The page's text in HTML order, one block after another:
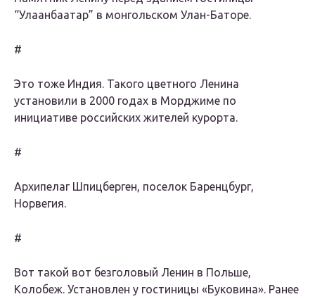
“Улаанбаатар” в монгольском Улан-Баторе.
#
Это тоже Индия. Такого цветного Ленина
установили в 2000 годах в Морджиме по
инициативе российских жителей курорта.
#
Архипелаг Шпицберген, поселок Баренцбург,
Норвегия.
#
Вот такой вот безголовый Ленин в Польше,
Колобеж. Установлен у гостиницы «Буковина». Ранее